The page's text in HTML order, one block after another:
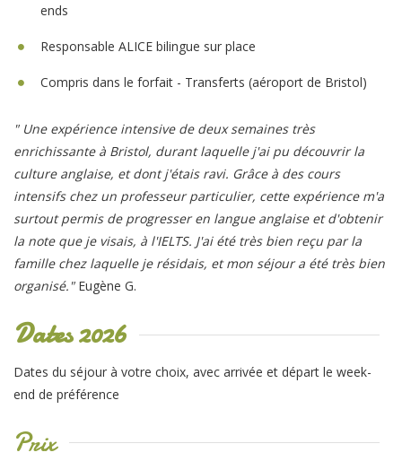
ends
Responsable ALICE bilingue sur place
Compris dans le forfait - Transferts (aéroport de Bristol)
" Une expérience intensive de deux semaines très
enrichissante à Bristol, durant laquelle j'ai pu découvrir la
culture anglaise, et dont j'étais ravi. Grâce à des cours
intensifs chez un professeur particulier, cette expérience m'a
surtout permis de progresser en langue anglaise et d'obtenir
la note que je visais, à l'IELTS. J'ai été très bien reçu par la
famille chez laquelle je résidais, et mon séjour a été très bien
organisé."Eugène G.
Dates 2026
Dates du séjour à votre choix, avec arrivée et départ le week-
end de préférence
Prix